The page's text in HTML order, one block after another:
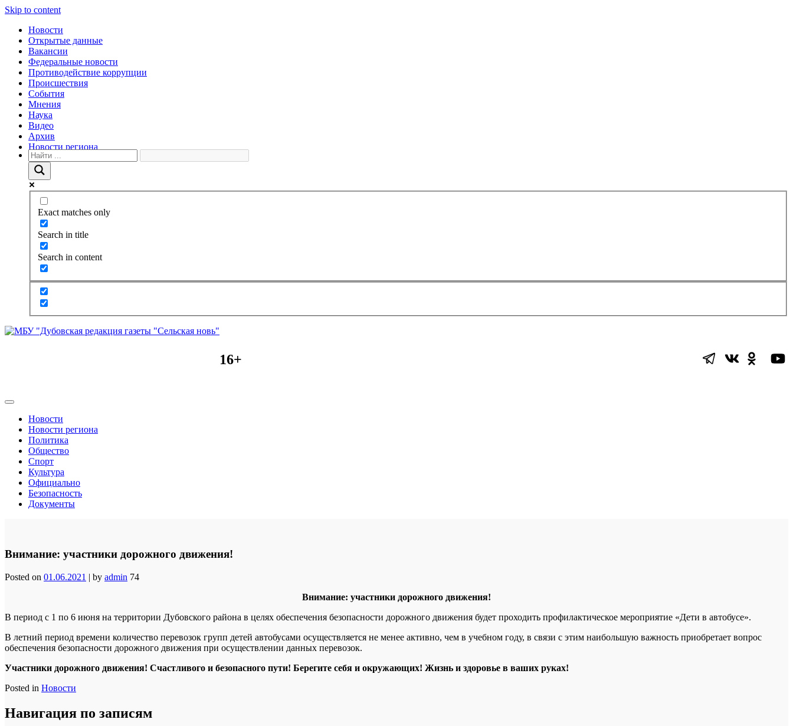
Skip to content
Новости
Открытые данные
Вакансии
Федеральные новости
Противодействие коррупции
Происшествия
События
Мнения
Наука
Видео
Архив
Новости региона
Exact matches only
Search in title
Search in content
16+
Новости
Новости региона
Политика
Общество
Спорт
Культура
Официально
Безопасность
Документы
Внимание: участники дорожного движения!
Posted on 01.06.2021 | by admin 74
Внимание: участники дорожного движения!
В период с 1 по 6 июня на территории Дубовского района в целях обеспечения безопасности дорожного движения будет проходить профилактическое мероприятие «Дети в автобусе».
В летний период времени количество перевозок групп детей автобусами осуществляется не менее активно, чем в учебном году, в связи с этим наибольшую важность приобретает вопрос
обеспечения безопасности дорожного движения при осуществлении данных перевозок.
Участники дорожного движения! Счастливого и безопасного пути! Берегите себя и окружающих! Жизнь и здоровье в ваших руках!
Posted in Новости
Навигация по записям